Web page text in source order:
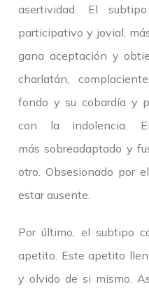
asertividad. El
participativo y jovial,
gana aceptación y
charlatán,
fondo y su cobardía y
con la indolencia.
más sobreadaptado y
otro. Obsesionado por
estar ausente.
Por último, el subtipo
apetito. Este apetito
y olvido de si mismo.